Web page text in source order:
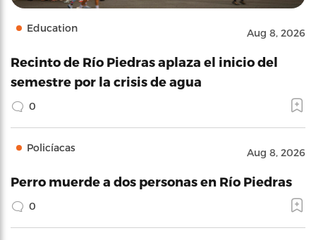
Education Aug 8, 2026
Recinto de Río Piedras aplaza el inicio del
semestre por la crisis de agua
0
Policíacas Aug 8, 2026
Perro muerde a dos personas en Río Piedras
0